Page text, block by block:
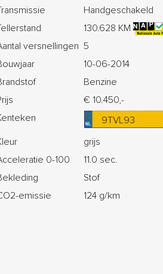
Handgeschakeld
130.628 KM
versnellingen 5
10-06-2014
Benzine
€ 10.450,-
9TVL93
grijs
0-100
11.0 sec.
Stof
emissie
124 g/km